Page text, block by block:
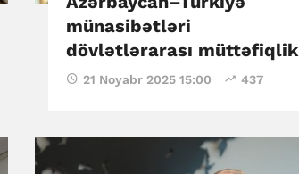
münasibətləri
dövlətlərarası müttəfiqlik
əlaqələrinin ən yüksək
21 Noyabr 2025 15:00 437